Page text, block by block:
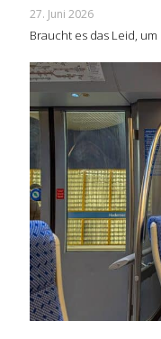
27. Juni 2026
Braucht es das Leid,